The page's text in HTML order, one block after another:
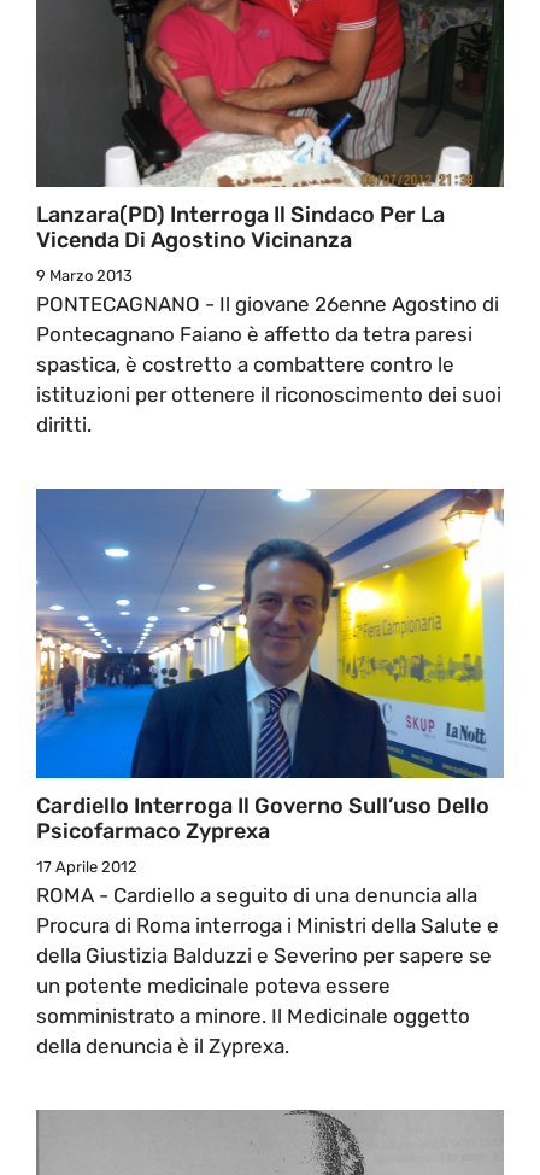
Lanzara(PD) Interroga Il Sindaco Per La
Vicenda Di Agostino Vicinanza
9 Marzo 2013
PONTECAGNANO - Il giovane 26enne Agostino di
Pontecagnano Faiano è affetto da tetra paresi
spastica, è costretto a combattere contro le
istituzioni per ottenere il riconoscimento dei suoi
diritti.
Cardiello Interroga Il Governo Sull’uso Dello
Psicofarmaco Zyprexa
17 Aprile 2012
ROMA - Cardiello a seguito di una denuncia alla
Procura di Roma interroga i Ministri della Salute e
della Giustizia Balduzzi e Severino per sapere se
un potente medicinale poteva essere
somministrato a minore. Il Medicinale oggetto
della denuncia è il Zyprexa.